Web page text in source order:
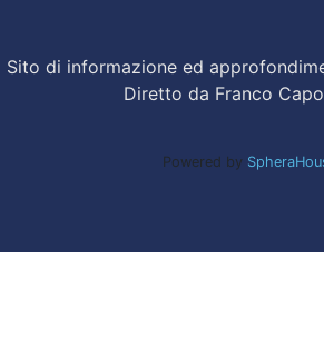
Sito di informazione ed
Diretto da Franco
Powered by